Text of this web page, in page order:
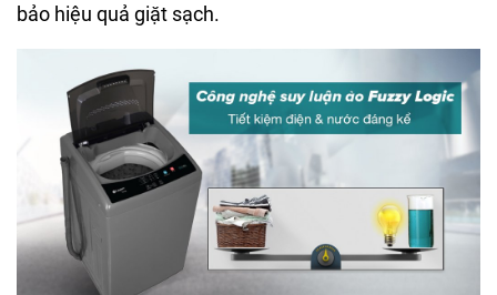
bảo hiệu quả giặt sạch.